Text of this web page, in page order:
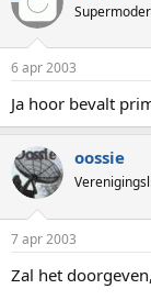
6 apr 2003
Ja hoor bevalt
oossie
7 apr 2003
Zal het